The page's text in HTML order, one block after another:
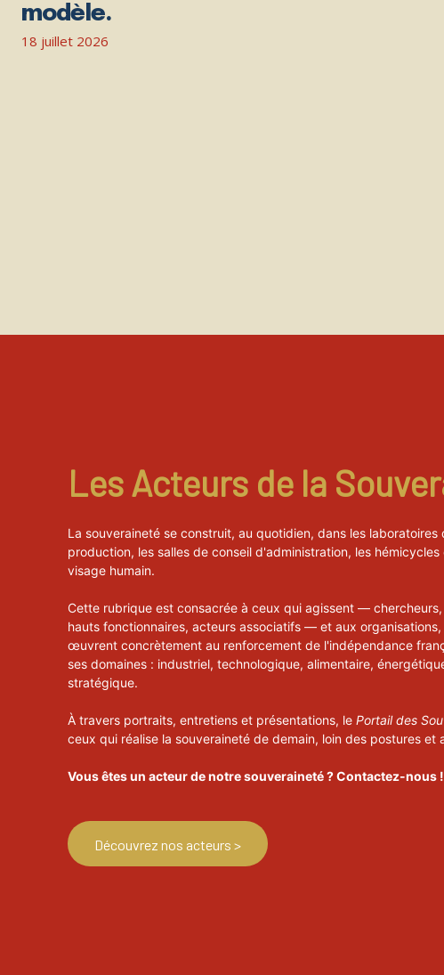
modèle.
18 juillet 2026
Les Acteurs de la
La souveraineté se construit, au quotidien, dans les
production, les salles de conseil d'administration, les
visage humain.
Cette rubrique est consacrée à ceux qui agissent —
hauts fonctionnaires, acteurs associatifs — et aux
œuvrent concrètement au renforcement de l'indépendance
ses domaines : industriel, technologique, alimentaire,
stratégique.
À travers portraits, entretiens et présentations, le Portail des
ceux qui réalise la souveraineté de demain, loin des postures et
Vous êtes un acteur de notre souveraineté ? Contactez-nous !
Découvrez nos acteurs >